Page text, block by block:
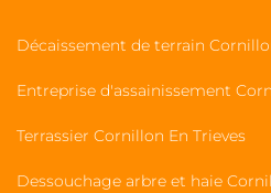
Décaissement de terrain
Entreprise d'assainissement
Terrassier Cornillon En Trieves
Dessouchage arbre et haie